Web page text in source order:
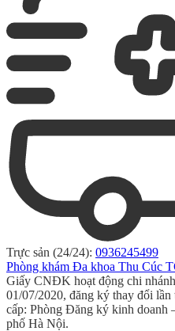
Trực sản (24/24): 0936245499
Phòng khám Đa khoa Thu Cúc
Giấy CNĐK hoạt động chi
01/07/2020, đăng ký thay đổi
cấp: Phòng Đăng ký kinh doanh
phố Hà Nội.